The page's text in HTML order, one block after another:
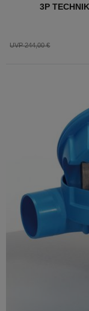
3P
UVP 244,00 €